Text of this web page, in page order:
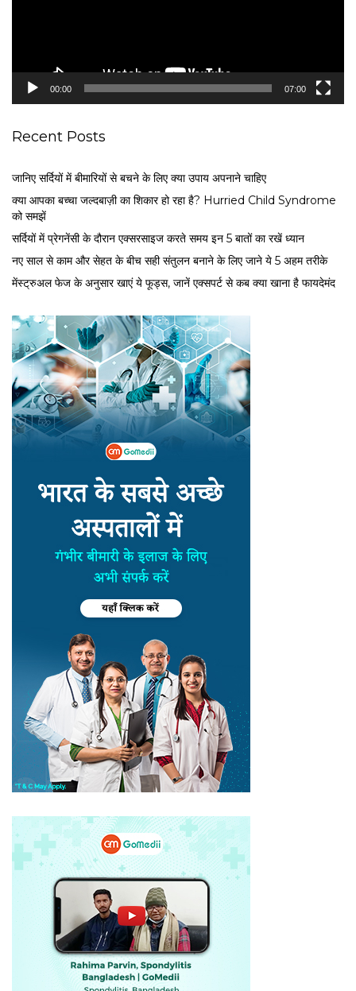
00:00 07:00
Recent Posts
जानिए सर्दियों में बीमारियों से बचने के लिए क्या उपाय अपनाने चाहिए
क्या आपका बच्चा जल्दबाज़ी का शिकार हो रहा है? Hurried Child Syndrome
को समझें
सर्द‍ियों में प्रेगनेंसी के दौरान एक्सरसाइज करते समय इन 5 बातों का रखें ध्यान
नए साल से काम और सेहत के बीच सही संतुलन बनाने के लिए जाने ये 5 अहम तरीके
मेंस्ट्रुअल फेज के अनुसार खाएं ये फूड्स, जानें एक्सपर्ट से कब क्या खाना है फायदेमंद